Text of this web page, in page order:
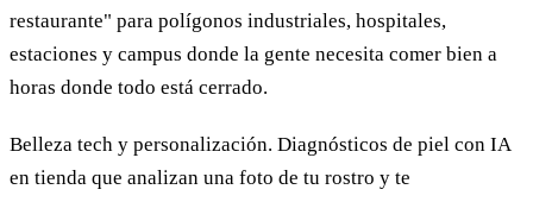
restaurante" para polígonos industriales, hospitales,
estaciones y campus donde la gente necesita comer bien a
horas donde todo está cerrado.
Belleza tech y personalización. Diagnósticos de piel con IA
en tienda que analizan una foto de tu rostro y te